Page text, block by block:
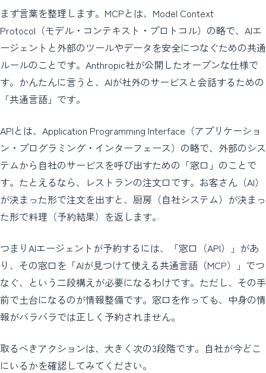
まず言葉を整理します。MCPとは、Model Context
Protocol（モデル・コンテキスト・プロトコル）の略で、AIエ
ージェントと外部のツールやデータを安全につなぐための共通
ルールのことです。Anthropic社が公開したオープンな仕様で
す。かんたんに言うと、AIが社外のサービスと会話するための
「共通言語」です。
APIとは、Application Programming Interface（アプリケーショ
ン・プログラミング・インターフェース）の略で、外部のシス
テムから自社のサービスを呼び出すための「窓口」のことで
す。たとえるなら、レストランの注文口です。お客さん（AI）
が決まった形で注文を出すと、厨房（自社システム）が決まっ
た形で料理（予約結果）を返します。
つまりAIエージェントが予約するには、「窓口（API）」があ
り、その窓口を「AIが見つけて使える共通言語（MCP）」でつ
なぐ、という二段構えが必要になるわけです。ただし、その手
前で土台になるのが情報整備です。窓口を作っても、中身の情
報がバラバラでは正しく予約されません。
取るべきアクションは、大きく次の3段階です。自社が今どこ
にいるかを確認してみてください。